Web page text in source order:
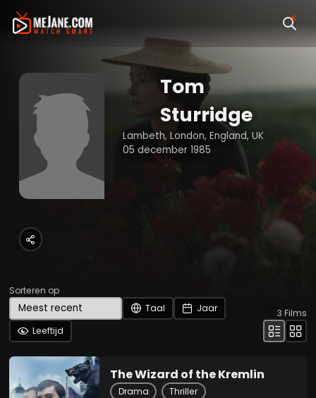
Tom
Sturridge
Lambeth, London, England, UK
05 december 1985
Sorteren op
Taal
Jaar
Leeftijd
3 Films
The Wizard of the Kremlin
Drama
Thriller